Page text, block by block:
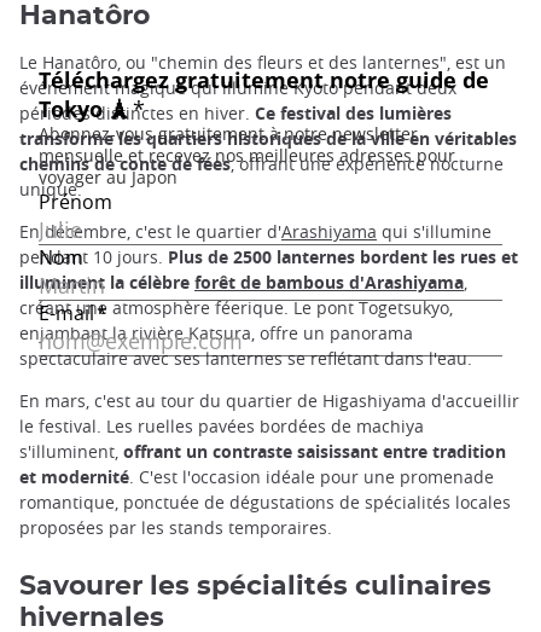
Hanatôro
Le Hanatôro, ou "chemin des fleurs et des lanternes", est un
événement magique qui illumine Kyoto pendant deux
périodes distinctes en hiver. Ce festival des lumières
transforme les quartiers historiques de la ville en véritables
chemins de conte de fées, offrant une expérience nocturne
unique.
En décembre, c'est le quartier d'Arashiyama qui s'illumine
pendant 10 jours. Plus de 2500 lanternes bordent les rues et
illuminent la célèbre forêt de bambous d'Arashiyama
créant une atmosphère féerique. Le pont Togetsukyo,
enjambant la rivière Katsura, offre un panorama
spectaculaire avec ses lanternes se reflétant dans l'eau.
En mars, c'est au tour du quartier de Higashiyama d'accueillir
le festival. Les ruelles pavées bordées de machiya
s'illuminent, offrant un contraste saisissant entre tradition
et modernité. C'est l'occasion idéale pour une promenade
romantique, ponctuée de dégustations de spécialités locales
proposées par les stands temporaires.
Savourer les spécialités culinaires
hivernales